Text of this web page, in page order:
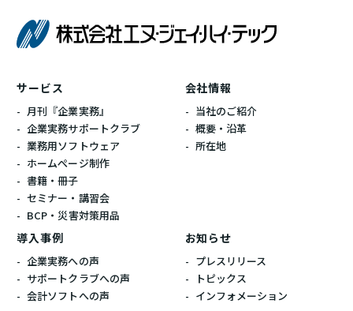
サービス
月刊『企業実務』
企業実務サポートクラブ
業務用ソフトウェア
ホームぺージ制作
書籍・冊子
セミナー・講習会
BCP・災害対策用品
会社情報
当社のご紹介
概要・沿革
所在地
導入事例
企業実務への声
サポートクラブへの声
会計ソフトへの声
お知らせ
プレスリリース
トピックス
インフォメーション